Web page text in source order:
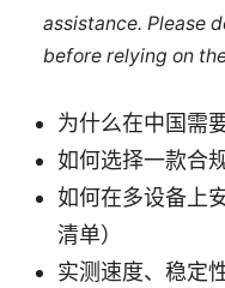
assistance. Please
before relying on
为什么在中国需
如何选择一款合
如何在多设备上
清单）
实测速度、稳定